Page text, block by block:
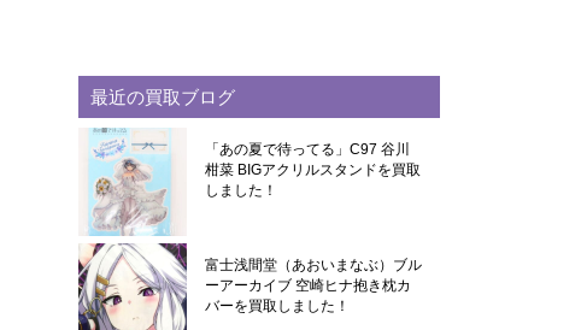
最近の買取ブログ
「あの夏で待ってる」C97 谷川
柑菜 BIGアクリルスタンドを買取
しました！
富士浅間堂（あおいまなぶ）ブル
ーアーカイブ 空崎ヒナ抱き枕カ
バーを買取しました！